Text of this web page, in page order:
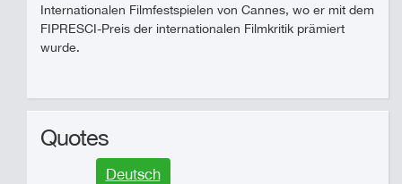
Internationalen Filmfestspielen von Cannes, wo er mit dem
FIPRESCI-Preis der internationalen Filmkritik prämiert
wurde.
Quotes
Deutsch